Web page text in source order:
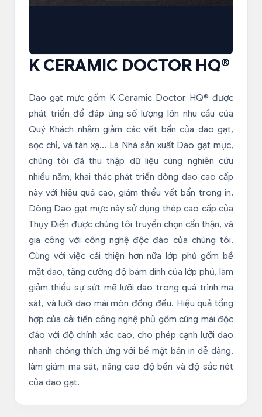
K CERAMIC DOCTOR HQ®
Dao gạt mực gốm K Ceramic Doctor HQ® được
phát triển để đáp ứng số lượng lớn nhu cầu của
Quý Khách nhằm giảm các vết bẩn của dao gạt,
sọc chỉ, và tán xạ... Là Nhà sản xuất Dao gạt mực,
chúng tôi đã thu thập dữ liệu cùng nghiên cứu
nhiều năm, khai thác phát triển dòng dao cao cấp
này với hiệu quả cao, giảm thiểu vết bẩn trong in.
Dòng Dao gạt mực này sử dụng thép cao cấp của
Thụy Điển được chúng tôi truyển chọn cẩn thận, và
gia công với công nghệ độc đáo của chúng tôi.
Cùng với việc cải thiện hơn nữa lớp phủ gốm bề
mặt dao, tăng cường độ bám dính của lớp phủ, làm
giảm thiểu sự sứt mẽ lưỡi dao trong quá trình ma
sát, và lưỡi dao mài mòn đồng đều. Hiệu quả tổng
hợp của cải tiến công nghệ phủ gốm cùng mài độc
đáo với độ chính xác cao, cho phép cạnh lưỡi dao
nhanh chóng thích ứng với bề mặt bản in dễ dàng,
làm giảm ma sát, nâng cao độ bền và độ sắc nét
của dao gạt.